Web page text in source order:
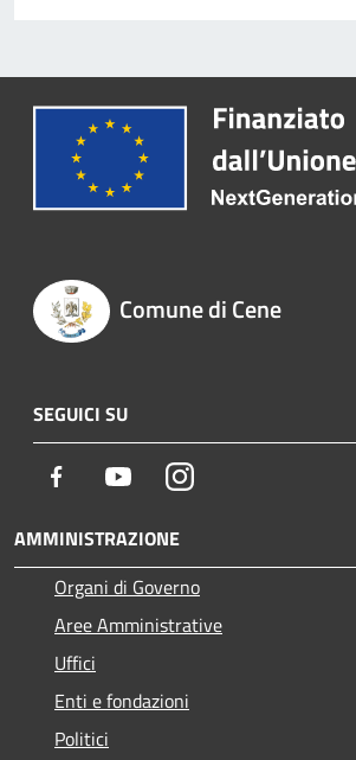
Comune di Cene
SEGUICI SU
Facebook YoutubeInstagram
AMMINISTRAZIONE
Organi di Governo
Aree Amministrative
Uffici
Enti e fondazioni
Politici